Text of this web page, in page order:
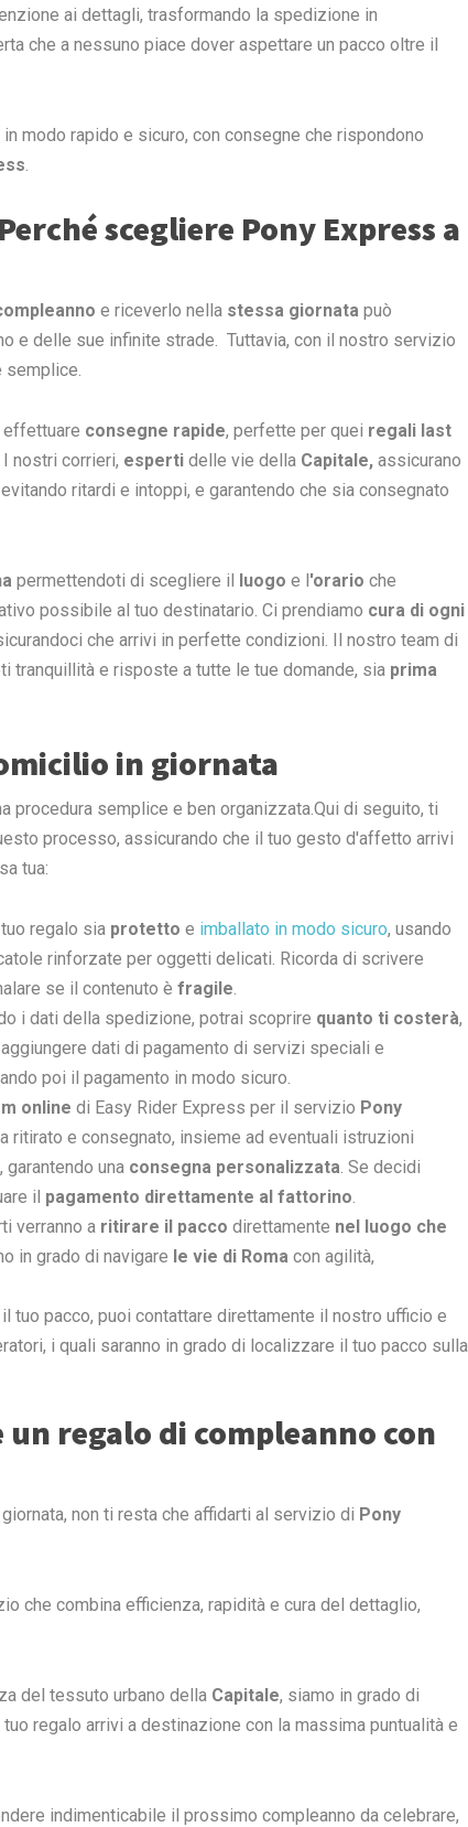
ai dettagli, trasformando la spedizione in
che a nessuno piace dover aspettare un pacco oltre il
modo rapido e sicuro, con consegne che rispondono
scegliere Pony Express a
e riceverlo nella stessa giornata può
e delle sue infinite strade. Tuttavia, con il nostro servizio
effettuare consegne rapide, perfette per quei regali last
nostri corrieri, esperti delle vie della Capitale, assicurano
ritardi e intoppi, e garantendo che sia consegnato
permettendoti di scegliere il luogo e l'orario che
possibile al tuo destinatario. Ci prendiamo cura di ogni
che arrivi in perfette condizioni. Il nostro team di
tranquillità e risposte a tutte le tue domande, sia prima
in giornata
procedura semplice e ben organizzata.Qui di seguito, ti
processo, assicurando che il tuo gesto d'affetto arrivi
tua:
regalo sia protetto e imballato in modo sicuro, usando
rinforzate per oggetti delicati. Ricorda di scrivere
se il contenuto è fragile
i dati della spedizione, potrai scoprire quanto ti costerà,
dati di pagamento di servizi speciali e
poi il pagamento in modo sicuro.
online di Easy Rider Express per il servizio Pony
ritirato e consegnato, insieme ad eventuali istruzioni
, garantendo una consegna personalizzata . Se decidi
il pagamento direttamente al fattorino
verranno a ritirare il pacco direttamente nel luogo che
in grado di navigare le vie di Roma con agilità,
il tuo pacco, puoi contattare direttamente il nostro ufficio e
i quali saranno in grado di localizzare il tuo pacco sulla
regalo di compleanno con
giornata, non ti resta che affidarti al servizio di Pony
che combina efficienza, rapidità e cura del dettaglio,
del tessuto urbano della Capitale, siamo in grado di
regalo arrivi a destinazione con la massima puntualità e
indimenticabile il prossimo compleanno da celebrare,